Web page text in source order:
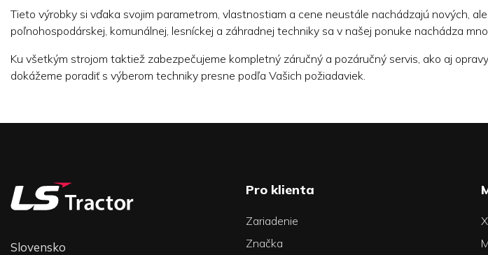
Tieto výrobky si vďaka svojim parametrom, vlastnostiam a cene neustále nachádzajú nových,
poľnohospodárskej, komunálnej, lesníckej a záhradnej techniky sa v našej ponuke nachádza
Ku všetkým strojom taktiež zabezpečujeme kompletný záručný a pozáručný servis, ako aj
dokážeme poradiť s výberom techniky presne podľa Vašich požiadaviek.
Slovensko
Pro klienta
Zariadenie
Značka